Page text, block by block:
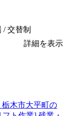
交替制
詳細を表示